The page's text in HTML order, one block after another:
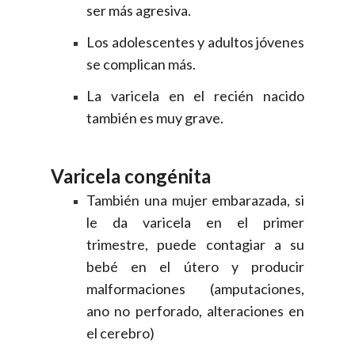
ser más agresiva.
Los adolescentes y adultos jóvenes
se complican más.
La varicela en el recién nacido
también es muy grave.
Varicela congénita
También una mujer embarazada, si
le da varicela en el primer
trimestre, puede contagiar a su
bebé en el útero y producir
malformaciones (amputaciones,
ano no perforado, alteraciones en
el cerebro)